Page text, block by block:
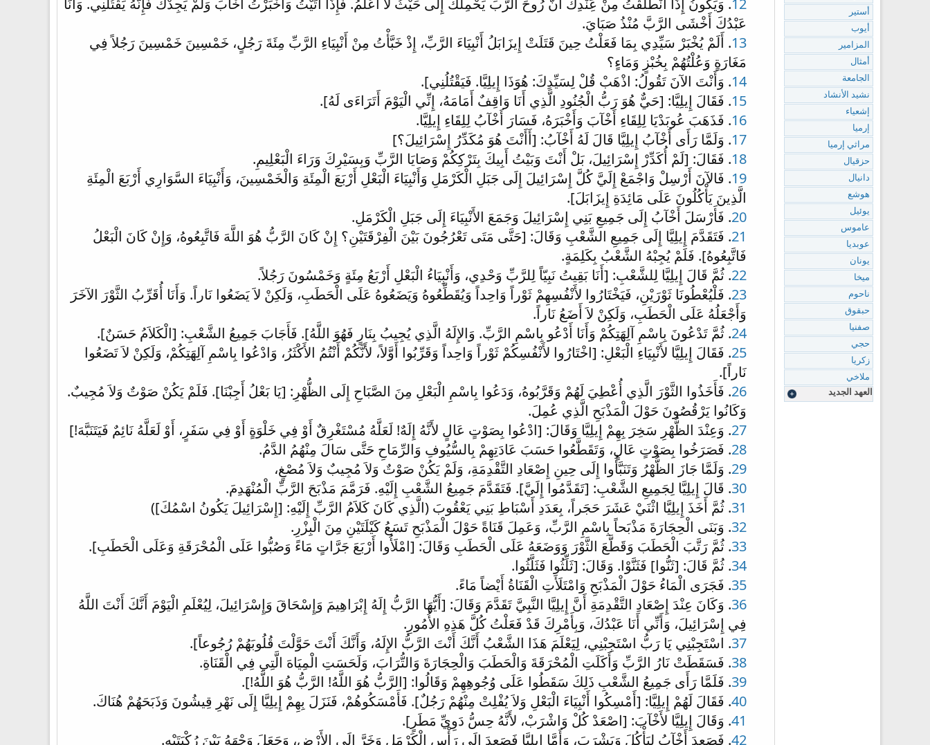
12. وَيَكُونُ إِذَا انْطَلَقْتُ مِنْ عَِنْدِكَ أَنَّ رُوحَ الرَّبِّ يَحْمِلُكَ إِلَى حَيْثُ لاَ أَعْلَمُ. فَإِذَا أَتَيْتُ وَأَخْبَرْتُ أَخْآبَ وَلَمْ يَجِدْكَ فَإِنَّهُ يَقْتُلُنِي. وَأَنَا
عَبْدُكَ أَخْشَى الرَّبَّ مُنْذُ صَبَايَ.
13. أَلَمْ يُخْبَرْ سَيِّدِي بِمَا فَعَلْتُ حِينَ قَتَلَتْ إِيزَابَلُ أَنْبِيَاءَ الرَّبِّ، إِذْ خَبَّأْتُ مِنْ أَنْبِيَاءِ الرَّبِّ مِئَةَ رَجُلٍ، خَمْسِينَ خَمْسِينَ رَجُلاً فِي
مَغَارَةٍ وَعُلْتُهُمْ بِخُبْزٍ وَمَاءٍ؟
14. وَأَنْتَ الآنَ تَقُولُ: اذْهَبْ قُلْ لِسَيِّدِكَ: هُوَذَا إِيلِيَّا. فَيَقْتُلُنِي].
15. فَقَالَ إِيلِيَّا: [حَيٌّ هُوَ رَبُّ الْجُنُودِ الَّذِي أَنَا وَاقِفٌ أَمَامَهُ، إِنِّي الْيَوْمَ أَتَرَاءَى لَهُ].
16. فَذَهَبَ عُوبَدْيَا لِلِقَاءِ أَخْآبَ وَأَخْبَرَهُ، فَسَارَ أَخْآبُ لِلِقَاءِ إِيلِيَّا.
17. وَلَمَّا رَأَى أَخْآبُ إِيلِيَّا قَالَ لَهُ أَخْآبُ: [أَأَنْتَ هُوَ مُكَدِّرُ إِسْرَائِيلَ؟]
18. فَقَالَ: [لَمْ أُكَدِّرْ إِسْرَائِيلَ، بَلْ أَنْتَ وَبَيْتُ أَبِيكَ بِتَرْكِكُمْ وَصَايَا الرَّبِّ وَبِسَيْرِكَ وَرَاءَ الْبَعْلِيمِ.
19. فَالآنَ أَرْسِلْ وَاجْمَعْ إِلَيَّ كُلَّ إِسْرَائِيلَ إِلَى جَبَلِ الْكَرْمَلِ وَأَنْبِيَاءَ الْبَعْلِ أَرْبَعَ الْمِئَةِ وَالْخَمْسِينَ، وَأَنْبِيَاءَ السَّوَارِي أَرْبَعَ الْمِئَةِ
الَّذِينَ يَأْكُلُونَ عَلَى مَائِدَةِ إِيزَابَلَ].
20. فَأَرْسَلَ أَخْآبُ إِلَى جَمِيعِ بَنِي إِسْرَائِيلَ وَجَمَعَ الأَنْبِيَاءَ إِلَى جَبَلِ الْكَرْمَلِ.
21. فَتَقَدَّمَ إِيلِيَّا إِلَى جَمِيعِ الشَّعْبِ وَقَالَ: [حَتَّى مَتَى تَعْرُجُونَ بَيْنَ الْفِرْقَتَيْنِ؟ إِنْ كَانَ الرَّبُّ هُوَ اللَّهَ فَاتَّبِعُوهُ، وَإِنْ كَانَ الْبَعْلُ
فَاتَّبِعُوهُ]. فَلَمْ يُجِبْهُ الشَّعْبُ بِكَلِمَةٍ.
22. ثُمَّ قَالَ إِيلِيَّا لِلشَّعْبِ: [أَنَا بَقِيتُ نَبِيّاً لِلرَّبِّ وَحْدِي، وَأَنْبِيَاءُ الْبَعْلِ أَرْبَعُ مِئَةٍ وَخَمْسُونَ رَجُلاً.
23. فَلْيُعْطُونَا ثَوْرَيْنِ، فَيَخْتَارُوا لأَنْفُسِهِمْ ثَوْراً وَاحِداً وَيُقَطِّعُوهُ وَيَضَعُوهُ عَلَى الْحَطَبِ، وَلَكِنْ لاَ يَضَعُوا نَاراً. وَأَنَا أُقَرِّبُ الثَّوْرَ الآخَرَ
وَأَجْعَلُهُ عَلَى الْحَطَبِ، وَلَكِنْ لاَ أَضَعُ نَاراً.
24. ثُمَّ تَدْعُونَ بِاسْمِ آلِهَتِكُمْ وَأَنَا أَدْعُو بِاسْمِ الرَّبِّ. وَالإِلَهُ الَّذِي يُجِيبُ بِنَارٍ فَهُوَ اللَّهُ]. فَأَجَابَ جَمِيعُ الشَّعْبِ: [الْكَلاَمُ حَسَنٌ].
25. فَقَالَ إِيلِيَّا لأَنْبِيَاءِ الْبَعْلِ: [اخْتَارُوا لأَنْفُسِكُمْ ثَوْراً وَاحِداً وَقَرِّبُوا أَوَّلاً، لأَنَّكُمْ أَنْتُمُ الأَكْثَرُ، وَادْعُوا بِاسْمِ آلِهَتِكُمْ، وَلَكِنْ لاَ تَضَعُوا
نَاراً].
26. فَأَخَذُوا الثَّوْرَ الَّذِي أُعْطِيَ لَهُمْ وَقَرَّبُوهُ، وَدَعُوا بِاسْمِ الْبَعْلِ مِنَ الصَّبَاحِ إِلَى الظُّهْرِ: [يَا بَعْلُ أَجِبْنَا]. فَلَمْ يَكُنْ صَوْتٌ وَلاَ مُجِيبٌ.
وَكَانُوا يَرْقُصُونَ حَوْلَ الْمَذْبَحِ الَّذِي عُمِلَ.
27. وَعِنْدَ الظُّهْرِ سَخِرَ بِهِمْ إِيلِيَّا وَقَالَ: [ادْعُوا بِصَوْتٍ عَالٍ لأَنَّهُ إِلَهٌ! لَعَلَّهُ مُسْتَغْرِقٌ أَوْ فِي خَلْوَةٍ أَوْ فِي سَفَرٍ، أَوْ لَعَلَّهُ نَائِمٌ فَيَتَنَبَّهَ!]
28. فَصَرَخُوا بِصَوْتٍ عَالٍ، وَتَقَطَّعُوا حَسَبَ عَادَتِهِمْ بِالسُّيُوفِ وَالرِّمَاحِ حَتَّى سَالَ مِنْهُمُ الدَّمُ.
29. وَلَمَّا جَازَ الظُّهْرُ وَتَنَبَّأُوا إِلَى حِينِ إِصْعَادِ التَّقْدِمَةِ، وَلَمْ يَكُنْ صَوْتٌ وَلاَ مُجِيبٌ وَلاَ مُصْغٍ،
30. قَالَ إِيلِيَّا لِجَمِيعِ الشَّعْبِ: [تَقَدَّمُوا إِلَيَّ]. فَتَقَدَّمَ جَمِيعُ الشَّعْبِ إِلَيْهِ. فَرَمَّمَ مَذْبَحَ الرَّبِّ الْمُنْهَدِمَ.
31. ثُمَّ أَخَذَ إِيلِيَّا اثْنَيْ عَشَرَ حَجَراً، بِعَدَدِ أَسْبَاطِ بَنِي يَعْقُوبَ (الَّذِي كَانَ كَلاَمُ الرَّبِّ إِلَيْهِ: [إِسْرَائِيلَ يَكُونُ اسْمُكَ])
32. وَبَنَى الْحِجَارَةَ مَذْبَحاً بِاسْمِ الرَّبِّ، وَعَمِلَ قَنَاةً حَوْلَ الْمَذْبَحِ تَسَعُ كَيْلَتَيْنِ مِنَ الْبِزْرِ.
33. ثُمَّ رَتَّبَ الْحَطَبَ وَقَطَّعَ الثَّوْرَ وَوَضَعَهُ عَلَى الْحَطَبِ وَقَالَ: [امْلَأُوا أَرْبَعَ جَرَّاتٍ مَاءً وَصُبُّوا عَلَى الْمُحْرَقَةِ وَعَلَى الْحَطَبِ].
34. ثُمَّ قَالَ: [ثَنُّوا] فَثَنَّوْا. وَقَالَ: [ثَلِّثُوا فَثَلَّثُوا.
35. فَجَرَى الْمَاءُ حَوْلَ الْمَذْبَحِ وَامْتَلَأَتِ الْقَنَاةُ أَيْضاً مَاءً.
36. وَكَانَ عِنْدَ إِصْعَادِ التَّقْدِمَةِ أَنَّ إِيلِيَّا النَّبِيَّ تَقَدَّمَ وَقَالَ: [أَيُّهَا الرَّبُّ إِلَهُ إِبْرَاهِيمَ وَإِسْحَاقَ وَإِسْرَائِيلَ، لِيُعْلَمِ الْيَوْمَ أَنَّكَ أَنْتَ اللَّهُ
فِي إِسْرَائِيلَ، وَأَنِّي أَنَا عَبْدُكَ، وَبِأَمْرِكَ قَدْ فَعَلْتُ كُلَّ هَذِهِ الأُمُورِ.
37. اسْتَجِبْنِي يَا رَبُّ اسْتَجِبْنِي، لِيَعْلَمَ هَذَا الشَّعْبُ أَنَّكَ أَنْتَ الرَّبُّ الإِلَهُ، وَأَنَّكَ أَنْتَ حَوَّلْتَ قُلُوبَهُمْ رُجُوعاً].
38. فَسَقَطَتْ نَارُ الرَّبِّ وَأَكَلَتِ الْمُحْرَقَةَ وَالْحَطَبَ وَالْحِجَارَةَ وَالتُّرَابَ، وَلَحَسَتِ الْمِيَاهَ الَّتِي فِي الْقَنَاةِ.
39. فَلَمَّا رَأَى جَمِيعُ الشَّعْبِ ذَلِكَ سَقَطُوا عَلَى وُجُوهِهِمْ وَقَالُوا: [الرَّبُّ هُوَ اللَّهُ! الرَّبُّ هُوَ اللَّهُ!].
40. فَقَالَ لَهُمْ إِيلِيَّا: [أَمْسِكُوا أَنْبِيَاءَ الْبَعْلِ وَلاَ يُفْلِتْ مِنْهُمْ رَجُلٌ]. فَأَمْسَكُوهُمْ، فَنَزَلَ بِهِمْ إِيلِيَّا إِلَى نَهْرِ قِيشُونَ وَذَبَحَهُمْ هُنَاكَ.
41. وَقَالَ إِيلِيَّا لأَخْآبَ: [اصْعَدْ كُلْ وَاشْرَبْ، لأَنَّهُ حِسُّ دَوِيِّ مَطَرٍ].
42. فَصَعِدَ أَخْآبُ لِيَأْكُلَ وَيَشْرَبَ، وَأَمَّا إِيلِيَّا فَصَعِدَ إِلَى رَأْسِ الْكَرْمَلِ وَخَرَّ إِلَى الأَرْضِ، وَجَعَلَ وَجْهَهُ بَيْنَ رُكْبَتَيْهِ.
أستير
أيوب
المزامير
أمثال
الجامعة
نشيد الأنشاد
إشعياء
إرميا
مراثي إرميا
حزقيال
دانيال
هوشع
يوئيل
عاموس
عوبديا
يونان
ميخا
ناحوم
حبقوق
صفنيا
حجي
زكريا
ملاخي
العهد الجديد